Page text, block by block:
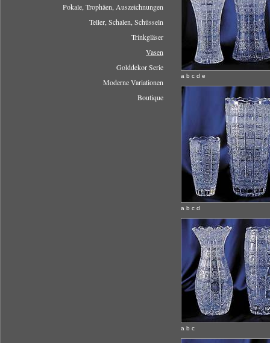
Pokale, Trophäen, Auszeichnungen
Teller, Schalen, Schüsseln
Trinkgläser
Vasen
Golddekor Serie
Moderne Variationen
Boutique
a b c d e
a b c d
a b c